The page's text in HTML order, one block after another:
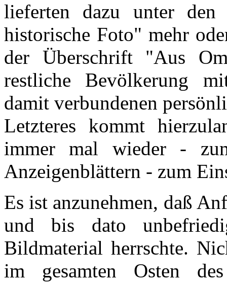
lieferten dazu unter
historische Foto" mehr
der Überschrift "Aus
restliche Bevölkerung
damit verbundenen
Letzteres kommt
immer mal wieder -
Anzeigenblättern - zum
Es ist anzunehmen, daß
und bis dato
Bildmaterial herrschte.
im gesamten Osten des